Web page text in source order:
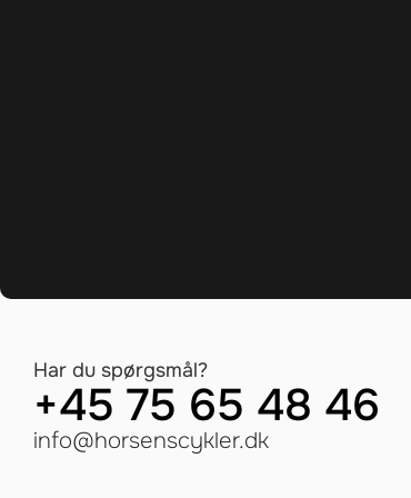
Har du spørgsmål?
+45 75 65 48 46
info@horsenscykler.dk